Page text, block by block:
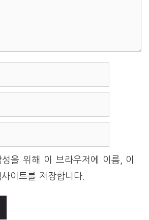
을 위해 이 브라우저에 이름, 이
이트를 저장합니다.